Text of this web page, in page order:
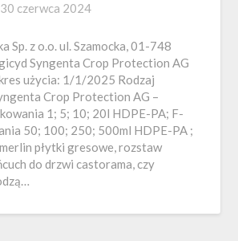
30 czerwca 2024
Sp. z o.o. ul. Szamocka, 01-748
Syngenta Crop Protection AG
użycia: 1/1/2025 Rodzaj
Crop Protection AG –
1; 5; 10; 20l HDPE-PA; F-
50; 100; 250; 500ml HDPE-PA ;
płytki gresowe, rozstaw
do drzwi castorama, czy